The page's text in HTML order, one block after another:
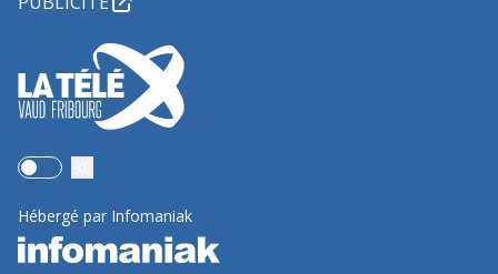
Use setting
Hébergé par Infomaniak